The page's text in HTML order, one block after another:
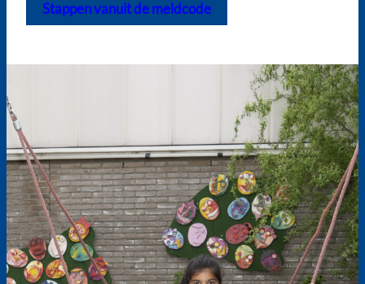
Stappen vanuit de meldcode